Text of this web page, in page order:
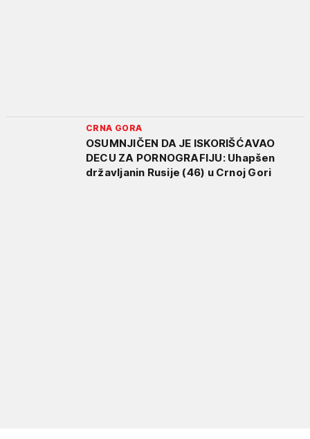
CRNA GORA
OSUMNJIČEN DA JE ISKORIŠĆAVAO
DECU ZA PORNOGRAFIJU: Uhapšen
državljanin Rusije (46) u Crnoj Gori